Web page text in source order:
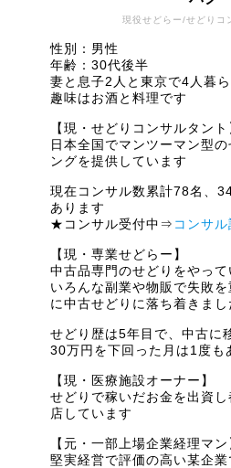
現役せどらー/せどりコ
性別：男性
年齢：30代後半
妻と息子2人と東京で4人暮ら
趣味はお酒と料理です
【現・せどりコンサルタント
日本全国でマンツーマン型
ングを提供しています
現在コンサル数累計78名、
あります
★コンサル受付中⇒ コンサル
【現・専業せどらー】
中古品専門のせどりをやって
いろんな副業や物販で失敗
に中古せどりに落ち着きまし
せどり歴は5年目で、中古に
30万円を下回った月は1度も
【現・医療施設オーナー】
せどりで稼いだお金を出資
店しています
【元・一部上場企業経理マン
堅実経営で評価の高い某企